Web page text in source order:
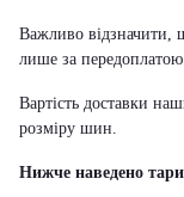
Важливо відзначити,
лише за
Вартість доставки
розміру шин.
Нижче наведено